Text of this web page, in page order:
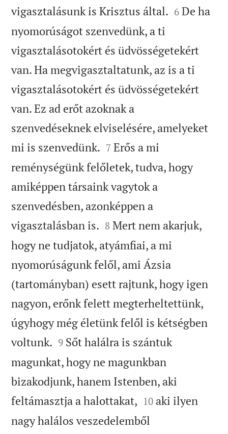
vigasztalásunk is Krisztus által. 

6 De ha
nyomorúságot szenvedünk, a ti
vigasztalásotokért és üdvösségetekért
van. Ha megvigasztaltatunk, az is a ti
vigasztalásotokért és üdvösségetekért
van. Ez ad erőt azoknak a
szenvedéseknek elviselésére, amelyeket
mi is szenvedünk. 

7 Erős a mi
reménységünk felőletek, tudva, hogy
amiképpen társaink vagytok a
szenvedésben, azonképpen a
vigasztalásban is. 

8 Mert nem akarjuk,
hogy ne tudjatok, atyámfiai, a mi
nyomorúságunk felől, ami Ázsia
(tartományban) esett rajtunk, hogy igen
nagyon, erőnk felett megterheltettünk,
úgyhogy még életünk felől is kétségben
voltunk. 

9 Sőt halálra is szántuk
magunkat, hogy ne magunkban
bizakodjunk, hanem Istenben, aki
feltámasztja a halottakat, 

10 aki ilyen
nagy halálos veszedelemből